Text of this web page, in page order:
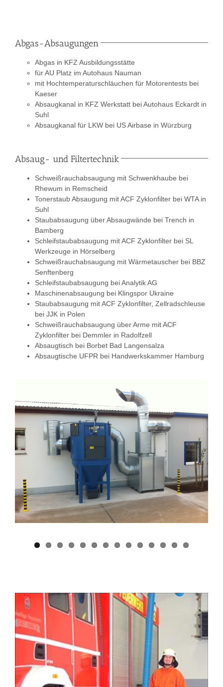
Abgas-Absaugungen
Abgas in KFZ Ausbildungsstätte
für AU Platz im Autohaus Nauman
mit Hochtemperaturschläuchen für Motorentests bei
Kaeser
Absaugkanal in KFZ Werkstatt bei Autohaus Eckardt in
Suhl
Absaugkanal für LKW bei US Airbase in Würzburg
Absaug- und Filtertechnik
Schweißrauchabsaugung mit Schwenkhaube bei
Rhewum in Remscheid
Tonerstaub Absaugung mit ACF Zyklonfilter bei WTA in
Suhl
Staubabsaugung über Absaugwände bei Trench in
Bamberg
Schleifstaubabsaugung mit ACF Zyklonfilter bei SL
Werkzeuge in Hörselberg
Schweißrauchabsaugung mit Wärmetauscher bei BBZ
Senftenberg
Schleifstaubabsaugung bei Analytik AG
Maschinenabsaugung bei Klingspor Ukraine
Staubabsaugung mit ACF Zyklonfilter, Zellradschleuse
bei JJK in Polen
Schweißrauchabsaugung über Arme mit ACF
Zyklonfilter bei Demmler in Radolfzell
Absaugtisch bei Borbet Bad Langensalza
Absaugtische UFPR bei Handwerkskammer Hamburg